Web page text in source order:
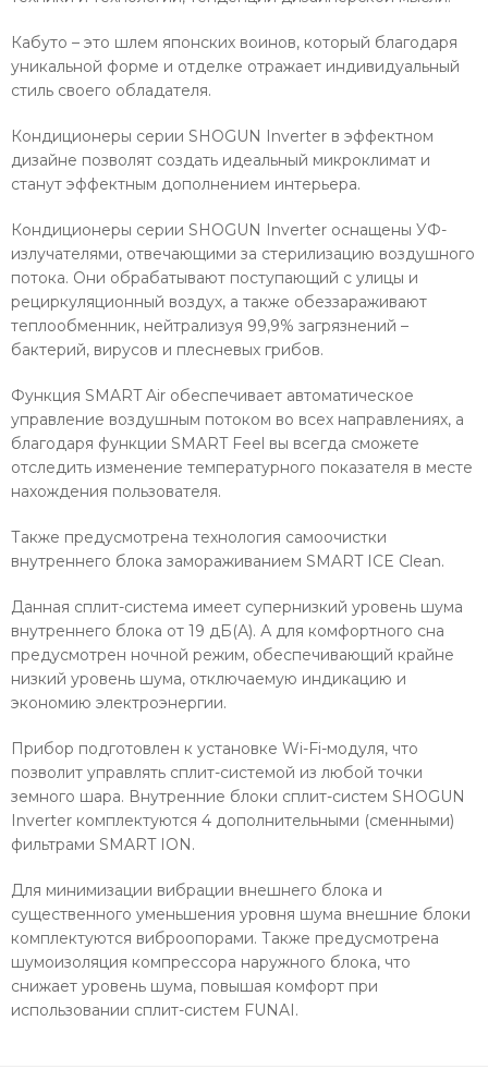
Кабуто – это шлем японских воинов, который благодаря
уникальной форме и отделке отражает индивидуальный
стиль своего обладателя.
Кондиционеры серии SHOGUN Inverter в эффектном
дизайне позволят создать идеальный микроклимат и
станут эффектным дополнением интерьера.
Кондиционеры серии SHOGUN Inverter оснащены УФ-
излучателями, отвечающими за стерилизацию воздушного
потока. Они обрабатывают поступающий с улицы и
рециркуляционный воздух, а также обеззараживают
теплообменник, нейтрализуя 99,9% загрязнений –
бактерий, вирусов и плесневых грибов.
Функция SMART Air обеспечивает автоматическое
управление воздушным потоком во всех направлениях, а
благодаря функции SMART Feel вы всегда сможете
отследить изменение температурного показателя в месте
нахождения пользователя.
Также предусмотрена технология самоочистки
внутреннего блока замораживанием SMART ICE Clean.
Данная сплит-система имеет супернизкий уровень шума
внутреннего блока от 19 дБ(А). А для комфортного сна
предусмотрен ночной режим, обеспечивающий крайне
низкий уровень шума, отключаемую индикацию и
экономию электроэнергии.
Прибор подготовлен к установке Wi-Fi-модуля, что
позволит управлять сплит-системой из любой точки
земного шара. Внутренние блоки сплит-систем SHOGUN
Inverter комплектуются 4 дополнительными (сменными)
фильтрами SMART ION.
Для минимизации вибрации внешнего блока и
существенного уменьшения уровня шума внешние блоки
комплектуются виброопорами. Также предусмотрена
шумоизоляция компрессора наружного блока, что
снижает уровень шума, повышая комфорт при
использовании сплит-систем FUNAI.